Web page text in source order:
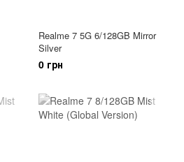
Realme 7 5G 6/128GB Mirror
Silver
0 грн